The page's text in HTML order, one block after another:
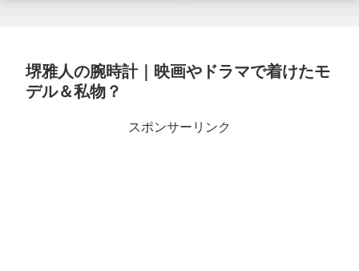
堺雅人の腕時計｜映画やドラマで着けたモ
デル＆私物？
スポンサーリンク